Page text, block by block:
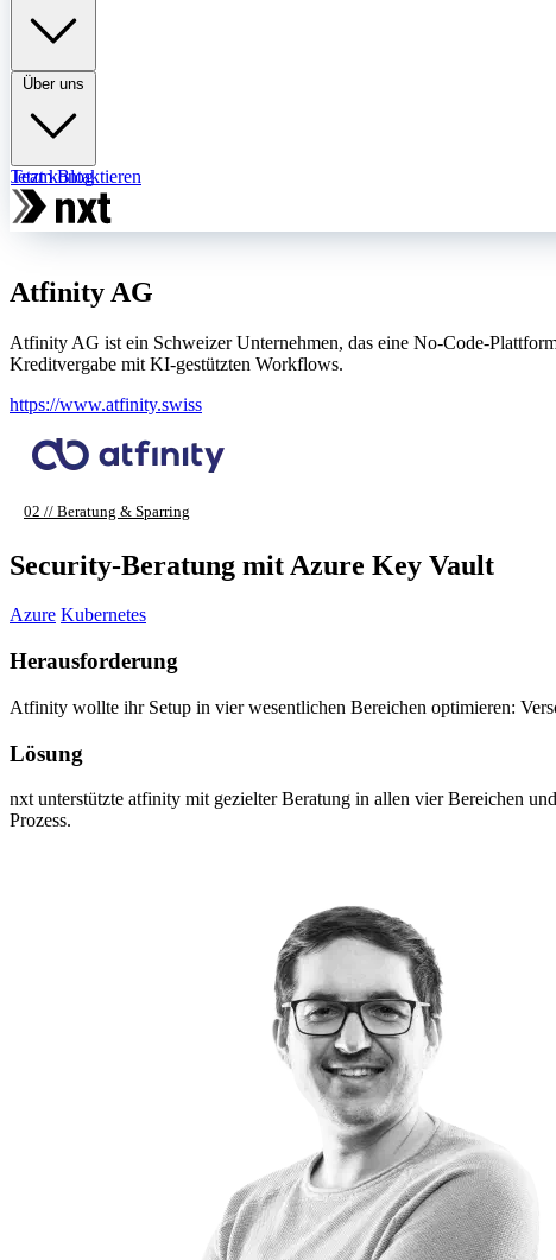
Über uns
TeamBlog
Jetzt kontaktieren
Atfinity AG
Atfinity AG ist ein Schweizer Unternehmen, das eine No-Code-
Kreditvergabe mit KI-gestützten Workflows.
https://www.atfinity.swiss
02 // Beratung & Sparring
Security-Beratung mit Azure Key Vault
Azure Kubernetes
Herausforderung
Atfinity wollte ihr Setup in vier wesentlichen Bereichen optimieren:
Lösung
nxt unterstützte atfinity mit gezielter Beratung in allen vier Bereichen
Prozess.